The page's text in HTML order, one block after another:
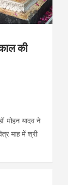
की
मोहन यादव ने
माह में श्री